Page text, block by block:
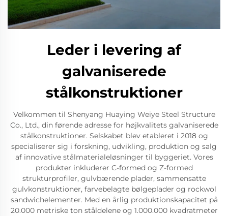
Leder i levering af
galvaniserede
stålkonstruktioner
Velkommen til Shenyang Huaying Weiye Steel Structure
Co., Ltd., din førende adresse for højkvalitets galvaniserede
stålkonstruktioner. Selskabet blev etableret i 2018 og
specialiserer sig i forskning, udvikling, produktion og salg
af innovative stålmaterialeløsninger til byggeriet. Vores
produkter inkluderer C-formed og Z-formed
strukturprofiler, gulvbærende plader, sammensatte
gulvkonstruktioner, farvebelagte bølgeplader og rockwol
sandwichelementer. Med en årlig produktionskapacitet på
20.000 metriske ton ståldelene og 1.000.000 kvadratmeter